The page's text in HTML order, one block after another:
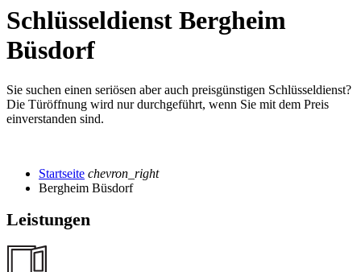
Schlüsseldienst Bergheim
Büsdorf
Sie suchen einen seriösen aber auch preisgünstigen Schlüsseldienst?
Die Türöffnung wird nur durchgeführt, wenn Sie mit dem Preis
einverstanden sind.
Startseite chevron_right
Bergheim Büsdorf
Leistungen